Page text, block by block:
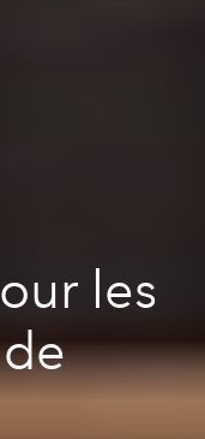
les